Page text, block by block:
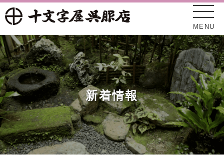
MENU
新着情報
十文字屋について
新着情報